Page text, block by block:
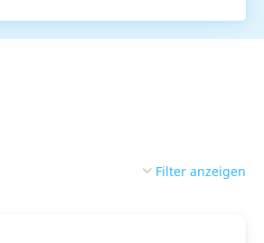
Filter anzeigen